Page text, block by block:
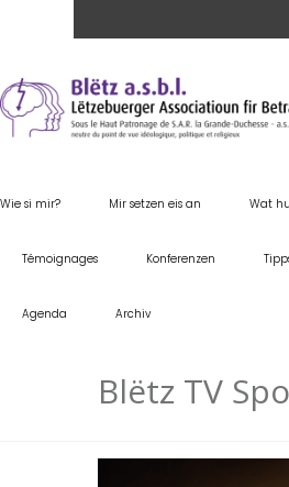
Wie si mir? Mir setzen eis an Wat
Témoignages Konferenzen
Agenda Archiv
Blëtz TV